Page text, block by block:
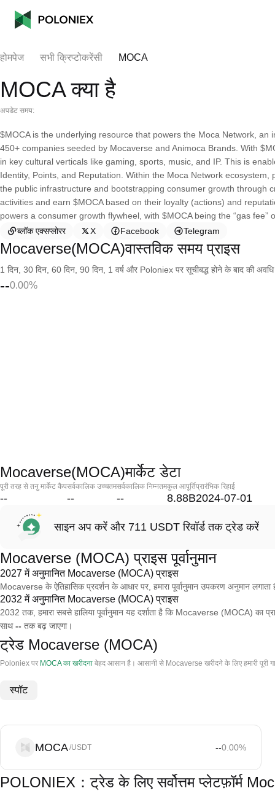
होमपेज सभी क्रिप्टोकरेंसी MOCA
MOCA क्या है
अपडेट समय:
$MOCA is the underlying resource that powers the Moca Network,
450+ companies seeded by Mocaverse and Animoca Brands. With
in key cultural verticals like gaming, sports, music, and IP. This is
Identity, Points, and Reputation. Within the Moca Network
the public infrastructure and bootstrapping consumer growth through
activities and earn $MOCA based on their loyalty (actions) and
powers a consumer growth flywheel, with $MOCA being the “gas
ब्लॉक एक्सप्लोरर
X Facebook Telegram
Mocaverse(MOCA)वास्तविक समय प्राइस
1 दिन, 30 दिन, 60 दिन, 90 दिन, 1 वर्ष और Poloniex पर सूचीबद्ध होने के बाद की
--0.00%
Mocaverse(MOCA)मार्केट डेटा
पूरी तरह से तनु मार्केट कैप
--
सर्वकालिक उच्चतम
--
सर्वकालिक निम्नतम
--
कुल आपूर्ति
8.88B
प्रारंभिक रिहाई
2024-07-01
साइन अप करें और 711 USDT रिवॉर्ड तक ट्रेड करें
Mocaverse (MOCA) प्राइस पूर्वानुमान
2027 में अनुमानित Mocaverse (MOCA) प्राइस
Mocaverse के ऐतिहासिक प्रदर्शन के आधार पर, हमारा पूर्वानुमान उपकरण अनुमान
2032 में अनुमानित Mocaverse (MOCA) प्राइस
2032 तक, हमारा सबसे हालिया पूर्वानुमान यह दर्शाता है कि Mocaverse (MOCA) का
साथ-- तक बढ़ जाएगा।
ट्रेड Mocaverse (MOCA)
Poloniex पर MOCA का खरीदना बेहद आसान है। आसानी से Mocaverse खरीदने के लिए हमारी पूरी
स्पॉट
MOCA/USDT --0.00%
POLONIEX：ट्रेड के लिए सर्वोत्तम प्लेटफ़ॉर्म